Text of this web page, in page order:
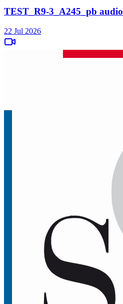
TEST_R9-3_A245_pb audio
22 Jul 2026